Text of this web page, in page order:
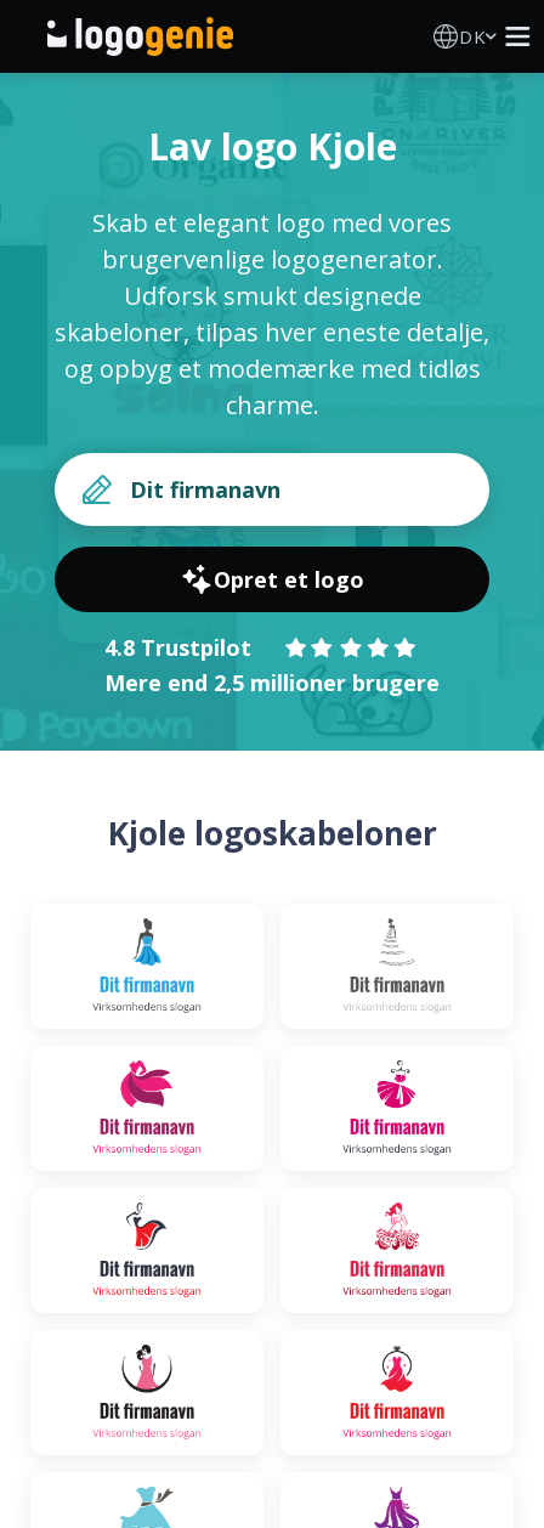
DK
AI logogenerator
Logoidéer
Trykte produkter
Om
LOG IND
Lav logo Kjole
Skab et elegant logo med vores
brugervenlige logogenerator.
Udforsk smukt designede
skabeloner, tilpas hver eneste detalje,
og opbyg et modemærke med tidløs
charme.
Opret et logo
4.8 Trustpilot
Mere end 2,5 millioner brugere
Kjole logoskabeloner